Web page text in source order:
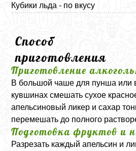
Кубики льда - по вкусу
Способ
приготовления
Приготовление
В большой чаше для пунша или
кувшинах смешать сухое
апельсиновый ликер и сахар
перемешать до полного
Подготовка фруктов и
Разрезать каждый апельсин и